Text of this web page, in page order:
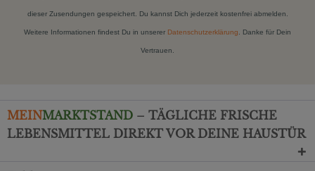
dieser Zusendungen gespeichert. Du kannst Dich jederzeit kostenfrei abmelden.
Weitere Informationen findest Du in unserer Datenschutzerklärung . Danke für Dein
Vertrauen.
MEINMARKTSTAND – TÄGLICHE FRISCHE
LEBENSMITTEL DIREKT VOR DEINE HAUSTÜR